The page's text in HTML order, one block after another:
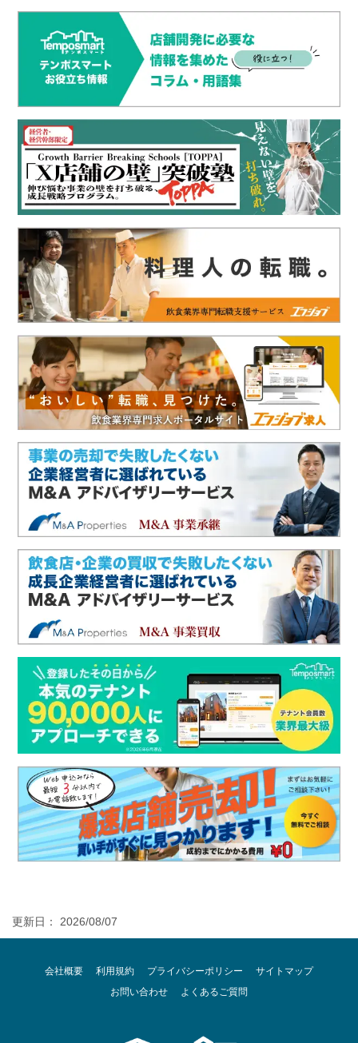
更新日： 2026/08/07
会社概要 利用規約 プライバシーポリシー
サイトマップ
お問い合わせ
よくあるご質問